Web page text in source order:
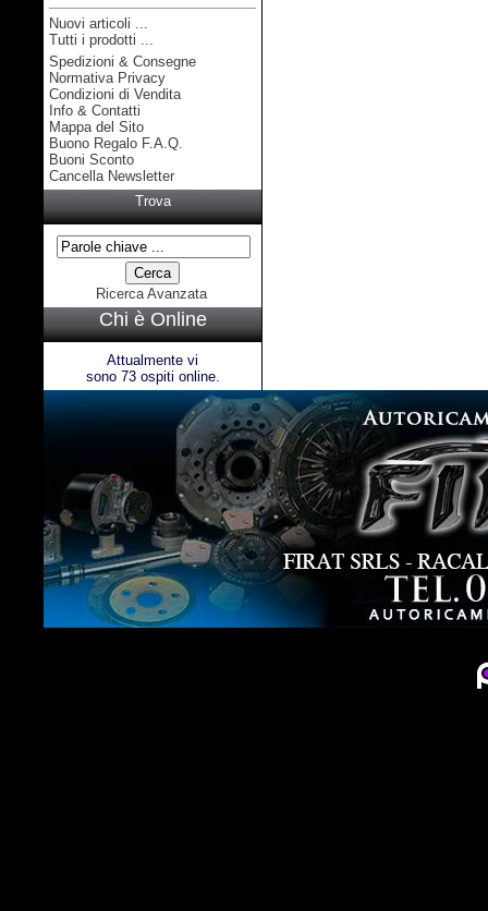
Nuovi articoli ...
Tutti i prodotti ...
Informazioni
Spedizioni & Consegne
Normativa Privacy
Condizioni di Vendita
Info & Contatti
Mappa del Sito
Buono Regalo F.A.Q.
Buoni Sconto
Cancella Newsletter
Trova
Ricerca Avanzata
Chi è Online
Attualmente vi
sono 73 ospiti online.